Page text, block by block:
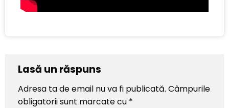
Lasă un răspuns
Adresa ta de email nu va fi publicată. Câmpurile
obligatorii sunt marcate cu *